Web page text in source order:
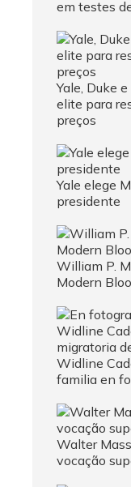
em testes
Yale, Duke
elite para
preços
Yale elege
presidente
William P.
Modern
Widline
familia en
Walter
vocação